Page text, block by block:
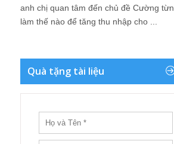
anh chị quan tâm đến chủ đề Cường
làm thế nào để tăng thu nhập cho ...
Quà tặng tài liệu